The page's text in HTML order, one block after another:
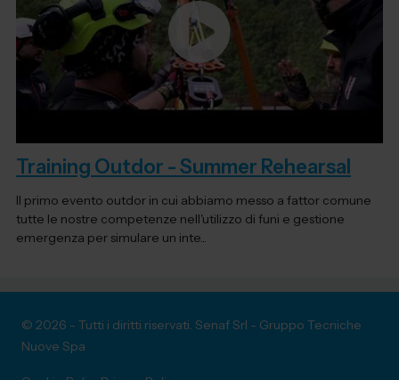
Training Outdor - Summer Rehearsal
Il primo evento outdor in cui abbiamo messo a fattor comune
tutte le nostre competenze nell'utilizzo di funi e gestione
emergenza per simulare un inte...
© 2026 - Tutti i diritti riservati. Senaf Srl - Gruppo Tecniche
Nuove Spa